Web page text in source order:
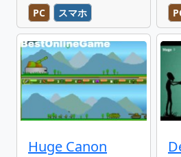
PC スマホ
Huge Canon